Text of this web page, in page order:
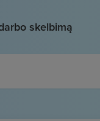
skelbimą